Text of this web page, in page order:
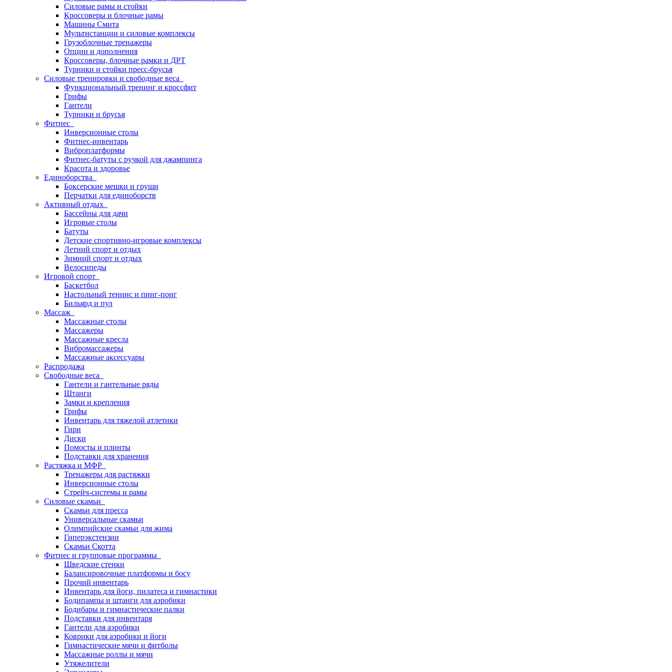
Силовые рамы и стойки
Кроссоверы и блочные рамы
Машины Смита
Мультистанции и силовые комплексы
Грузоблочные тренажеры
Опции и дополнения
Кроссоверы, блочные рамки и ДРТ
Турники и стойки пресс-брусья
Силовые тренировки и свободные веса
Функциональный тренинг и кроссфит
Грифы
Гантели
Турники и брусья
Фитнес
Инверсионные столы
Фитнес-инвентарь
Виброплатформы
Фитнес-батуты с ручкой для джампинга
Красота и здоровье
Единоборства
Боксерские мешки и груши
Перчатки для единоборств
Активный отдых
Бассейны для дачи
Игровые столы
Батуты
Детские спортивно-игровые комплексы
Летний спорт и отдых
Зимний спорт и отдых
Велосипеды
Игровой спорт
Баскетбол
Настольный теннис и пинг-понг
Бильярд и пул
Массаж
Массажные столы
Массажеры
Массажные кресла
Вибромассажеры
Массажные аксессуары
Распродажа
Свободные веса
Гантели и гантельные ряды
Штанги
Замки и крепления
Грифы
Инвентарь для тяжелой атлетики
Гири
Диски
Помосты и плинты
Подставки для хранения
Растяжка и МФР
Тренажеры для растяжки
Инверсионные столы
Стрейч-системы и рамы
Силовые скамьи
Скамьи для пресса
Универсальные скамьи
Олимпийские скамьи для жима
Гиперэкстензии
Скамьи Скотта
Фитнес и групповые программы
Шведские стенки
Балансировочные платформы и босу
Прочий инвентарь
Инвентарь для йоги, пилатеса и гимнастики
Бодипампы и штанги для аэробики
Бодибары и гимнастические палки
Подставки для инвентаря
Гантели для аэробики
Коврики для аэробики и йоги
Гимнастические мячи и фитболы
Массажные роллы и мячи
Утяжелители